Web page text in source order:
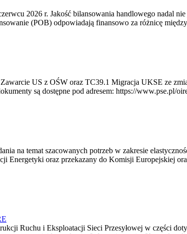
2026 r. Jakość bilansowania handlowego nadal
(POB) odpowiadają finansowo za różnicę
US z OŚW oraz TC39.1 Migracja UKSE ze
są dostępne pod adresem: https://www.pse.pl/
na temat szacowanych potrzeb w zakresie
Energetyki oraz przekazany do Komisji Europejskiej
Ruchu i Eksploatacji Sieci Przesyłowej w części